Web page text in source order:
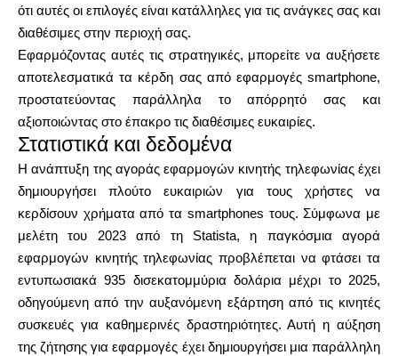
ότι αυτές οι επιλογές είναι κατάλληλες για τις ανάγκες σας και
διαθέσιμες στην περιοχή σας.
Εφαρμόζοντας αυτές τις στρατηγικές, μπορείτε να αυξήσετε
αποτελεσματικά τα κέρδη σας από εφαρμογές smartphone,
προστατεύοντας παράλληλα το απόρρητό σας και
αξιοποιώντας στο έπακρο τις διαθέσιμες ευκαιρίες.
Στατιστικά και δεδομένα
Η ανάπτυξη της αγοράς εφαρμογών κινητής τηλεφωνίας έχει
δημιουργήσει πλούτο ευκαιριών για τους χρήστες να
κερδίσουν χρήματα από τα smartphones τους. Σύμφωνα με
μελέτη του 2023 από τη Statista, η παγκόσμια αγορά
εφαρμογών κινητής τηλεφωνίας προβλέπεται να φτάσει τα
εντυπωσιακά 935 δισεκατομμύρια δολάρια μέχρι το 2025,
οδηγούμενη από την αυξανόμενη εξάρτηση από τις κινητές
συσκευές για καθημερινές δραστηριότητες. Αυτή η αύξηση
της ζήτησης για εφαρμογές έχει δημιουργήσει μια παράλληλη